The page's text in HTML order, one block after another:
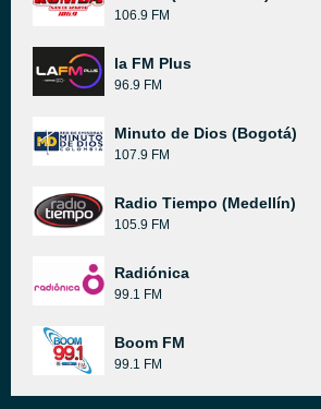
106.9 FM
la FM Plus
96.9 FM
Minuto de Dios (Bogotá)
107.9 FM
Radio Tiempo (Medellín)
105.9 FM
Radiónica
99.1 FM
Boom FM
99.1 FM